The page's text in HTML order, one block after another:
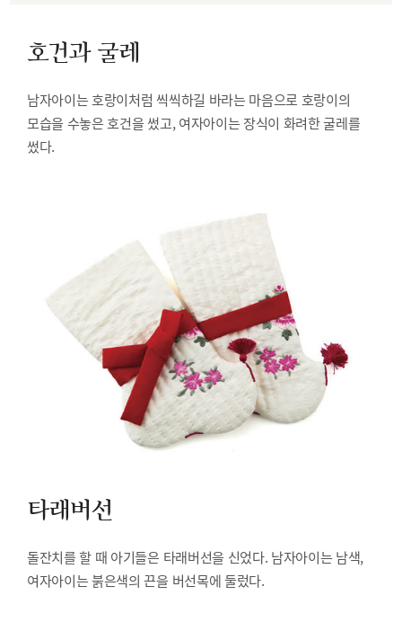
호건과 굴레
남자아이는 호랑이처럼 씩씩하길 바라는 마음으로 호랑이의
모습을 수놓은 호건을 썼고, 여자아이는 장식이 화려한 굴레를
썼다.
타래버선
돌잔치를 할 때 아기들은 타래버선을 신었다. 남자아이는 남색,
여자아이는 붉은색의 끈을 버선목에 둘렀다.